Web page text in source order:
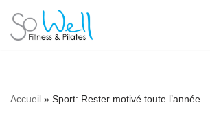
Aller
Accueil » Sport: Rester motivé toute l’année